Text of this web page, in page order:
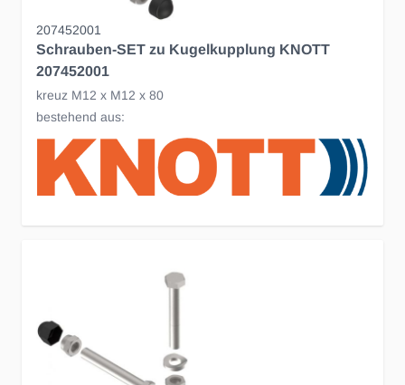
207452001
Schrauben-SET zu Kugelkupplung KNOTT
207452001
kreuz M12 x M12 x 80
bestehend aus: